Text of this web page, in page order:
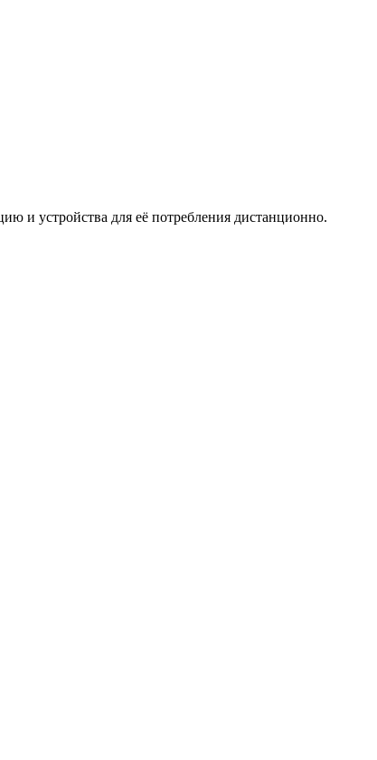
и устройства для её потребления дистанционно.